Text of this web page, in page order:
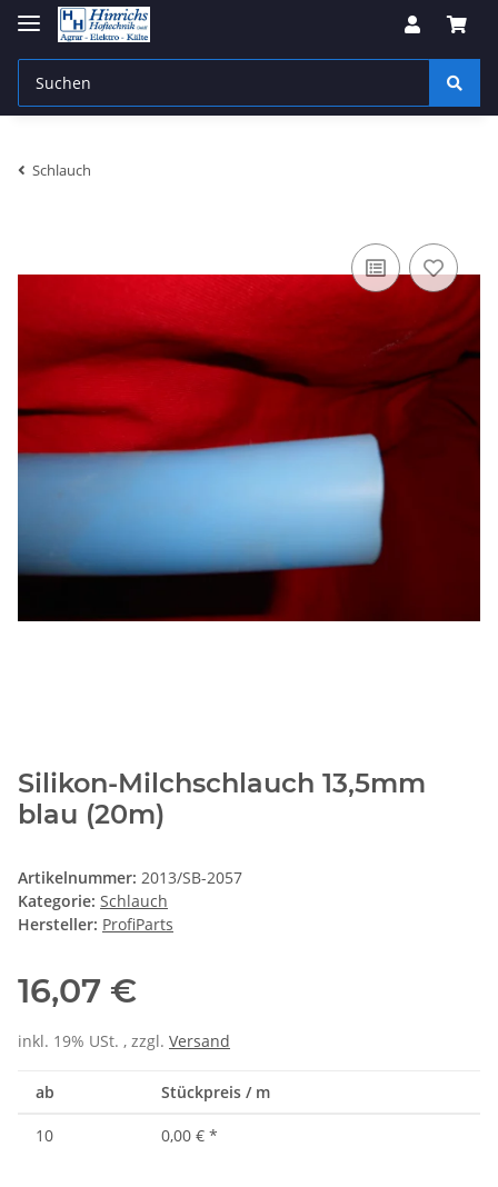
Schlauch
Silikon-Milchschlauch 13,5mm
blau (20m)
Artikelnummer: 2013/SB-2057
Kategorie: Schlauch
Hersteller: ProfiParts
16,07 €
inkl. 19% USt. , zzgl. Versand
ab Stückpreis / m
10 0,00 € *